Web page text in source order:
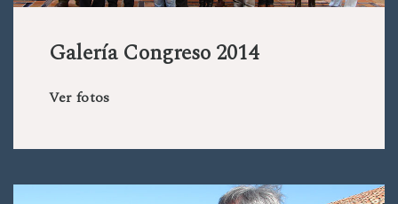
Galería Congreso 2014
Ver fotos